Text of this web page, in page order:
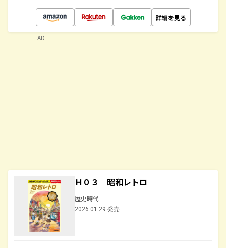
詳細を見る
Ｈ０３ 昭和レトロ
歴史時代
2026.01.29 発売
AD